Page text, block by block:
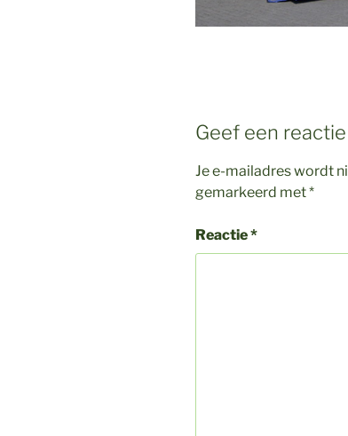
Geef een reactie
Je e-mailadres wordt
gemarkeerd met*
Reactie*